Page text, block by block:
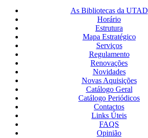
As Bibliotecas da UTAD
Horário
Estrutura
Mapa Estratégico
Serviços
Regulamento
Renovações
Novidades
Novas Aquisições
Catálogo Geral
Catálogo Periódicos
Contactos
Links Úteis
FAQS
Opinião